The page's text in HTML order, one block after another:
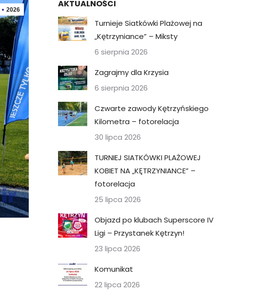
2026
AKTUALNOŚCI
Turnieje Siatkówki Plażowej na
„Kętrzyniance” – Miksty
6 sierpnia 2026
Zagrajmy dla Krzysia
6 sierpnia 2026
Czwarte zawody Kętrzyńskiego
Kilometra – fotorelacja
30 lipca 2026
TURNIEJ SIATKÓWKI PLAŻOWEJ
KOBIET NA „KĘTRZYNIANCE” –
fotorelacja
25 lipca 2026
Objazd po klubach Superscore IV
Ligi – Przystanek Kętrzyn!
23 lipca 2026
Komunikat
22 lipca 2026